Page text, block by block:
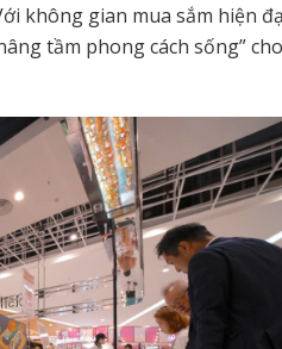
không gian mua sắm hiện
tầm phong cách sống” cho